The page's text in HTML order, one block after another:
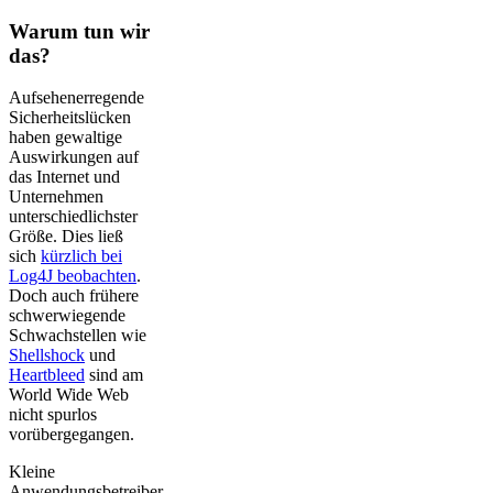
Warum tun wir
das?
Aufsehenerregende
Sicherheitslücken
haben gewaltige
Auswirkungen auf
das Internet und
Unternehmen
unterschiedlichster
Größe. Dies ließ
sich kürzlich bei
Log4J beobachten.
Doch auch frühere
schwerwiegende
Schwachstellen wie
Shellshock und
Heartbleed sind am
World Wide Web
nicht spurlos
vorübergegangen.
Kleine